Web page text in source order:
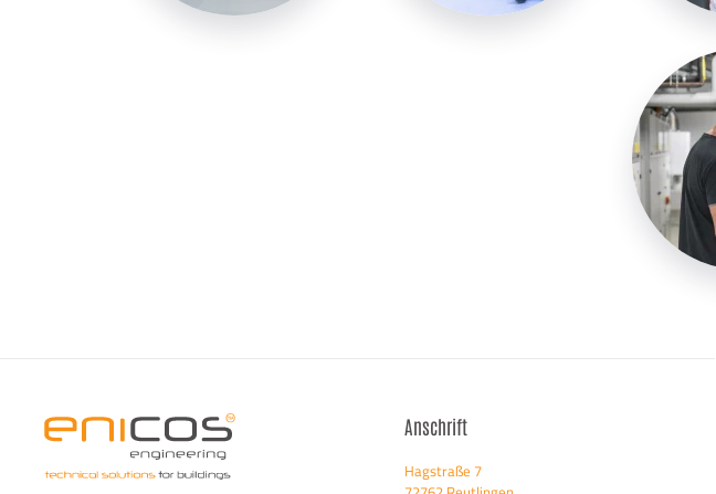
Anschrift
Hagstraße 7